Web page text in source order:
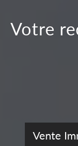
votre
Vente